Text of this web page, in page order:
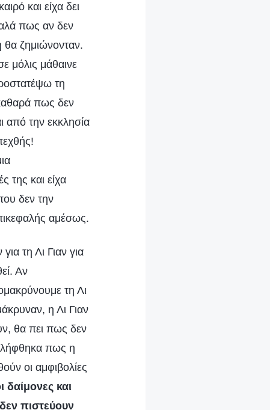
και είχα δει
πως αν δεν
ζημιώνονταν.
μόλις μάθαινε
τη
πως δεν
από την εκκλησία
της και είχα
δεν την
αμέσως.
τη Λι Γιαν για
Αν
τη Λι
η Λι Γιαν
θα πει πως δεν
πως η
οι αμφιβολίες
δαίμονες και
πιστεύουν